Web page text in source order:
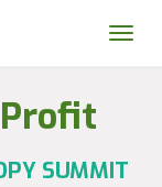
SUMMIT